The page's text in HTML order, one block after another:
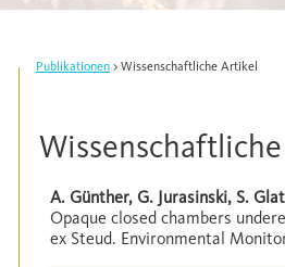
Publikationen Wissenschaftliche Artikel
A. Günther, G. Jurasinski, S.
Opaque closed chambers
ex Steud. Environmental